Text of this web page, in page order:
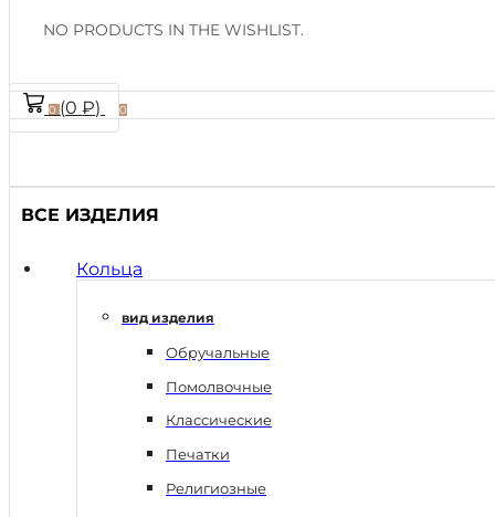
NO PRODUCTS IN THE WISHLIST.
0 (0₽) 0
ВСЕ ИЗДЕЛИЯ
Кольца
вид изделия
Обручальные
Помолвочные
Классические
Печатки
Религиозные